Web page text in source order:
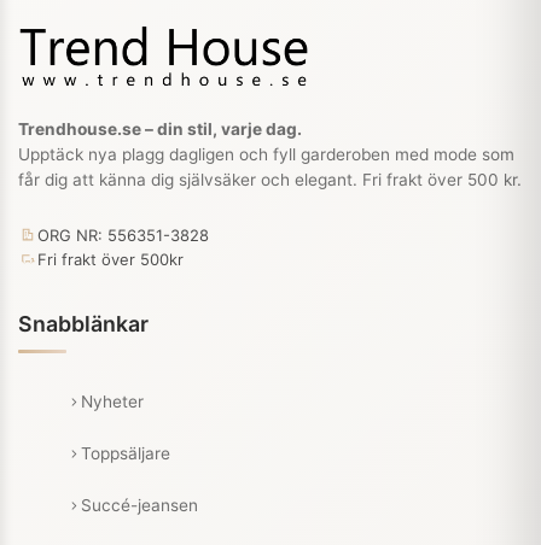
Trendhouse.se – din stil, varje dag.
Upptäck nya plagg dagligen och fyll garderoben med mode som
får dig att känna dig självsäker och elegant. Fri frakt över 500 kr.
ORG NR: 556351-3828
Fri frakt över 500kr
Snabblänkar
Nyheter
Toppsäljare
Succé-jeansen